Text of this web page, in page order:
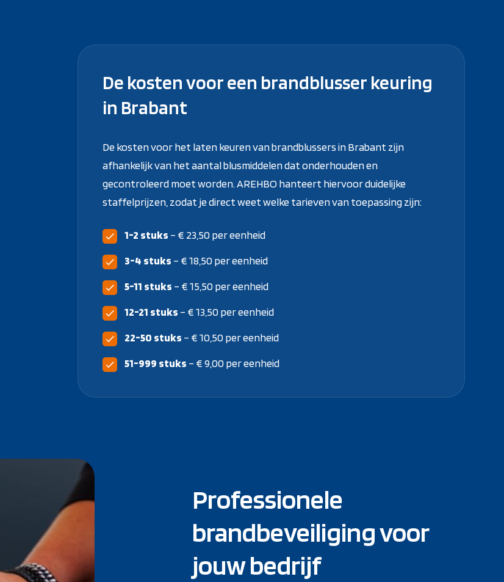
De kosten voor een brandblusser keuring
in Brabant
De kosten voor het laten keuren van brandblussers in Brabant zijn
afhankelijk van het aantal blusmiddelen dat onderhouden en
gecontroleerd moet worden. AREHBO hanteert hiervoor duidelijke
staffelprijzen, zodat je direct weet welke tarieven van toepassing zijn:
1-2 stuks – € 23,50 per eenheid
3-4 stuks – € 18,50 per eenheid
5-11 stuks – € 15,50 per eenheid
12-21 stuks – € 13,50 per eenheid
22-50 stuks – € 10,50 per eenheid
51-999 stuks – € 9,00 per eenheid
Professionele
brandbeveiliging voor
jouw bedrijf